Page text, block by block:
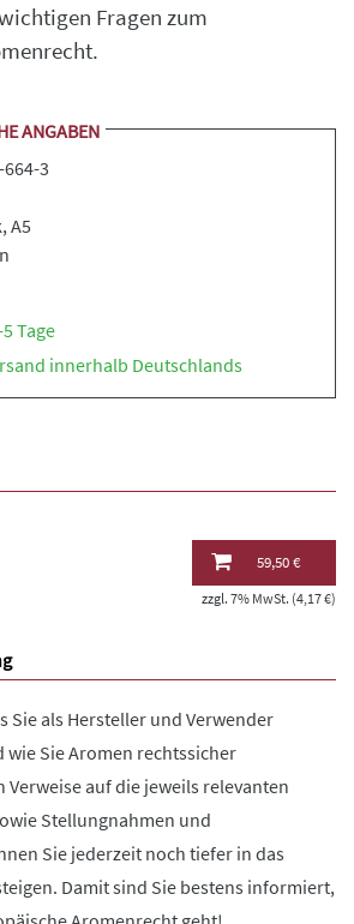
Fragen zum
ANGABEN
3
, A5
Tage
innerhalb Deutschlands
59,50 €
zzgl. 7% MwSt. (4,17 €)
Sie als Hersteller und Verwender
Sie Aromen rechtssicher
Verweise auf die jeweils relevanten
Stellungnahmen und
Sie jederzeit noch tiefer in das
Damit sind Sie bestens informiert,